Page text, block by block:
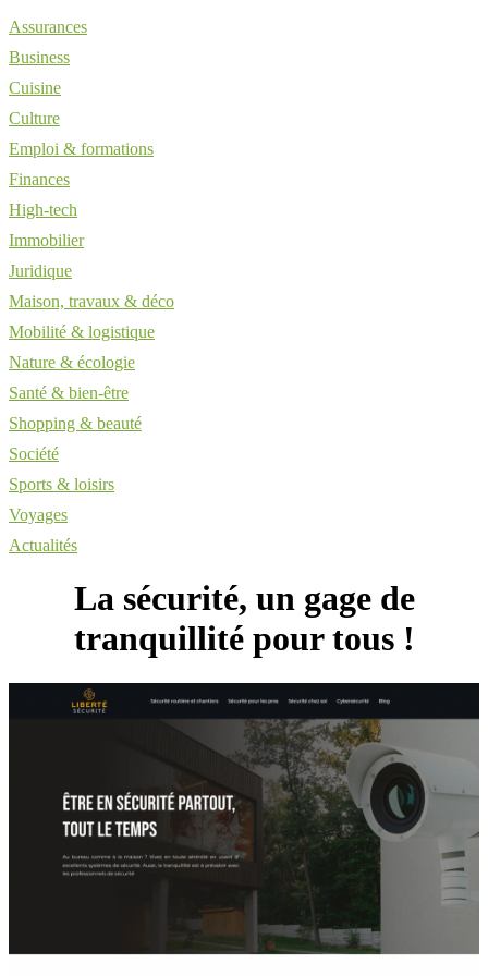
Assurances
Business
Cuisine
Culture
Emploi & formations
Finances
High-tech
Immobilier
Juridique
Maison, travaux & déco
Mobilité & logistique
Nature & écologie
Santé & bien-être
Shopping & beauté
Société
Sports & loisirs
Voyages
Actualités
La sécurité, un gage de
tranquillité pour tous !